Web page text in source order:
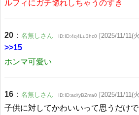
ルフィにガチ惚れしちゃうのすき
20 ： 名無しさん ID:ID:4q4Lu3hc0 [2025/11/11(
>>15
ホンマ可愛い
16 ： 名無しさん ID:ID:ad/yBZma0 [2025/11/11(
子供に対してかわいいって思うだけ